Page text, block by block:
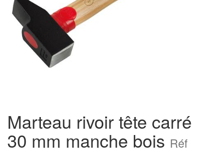
Marteau rivoir tête carré
30 mm manche bois Réf